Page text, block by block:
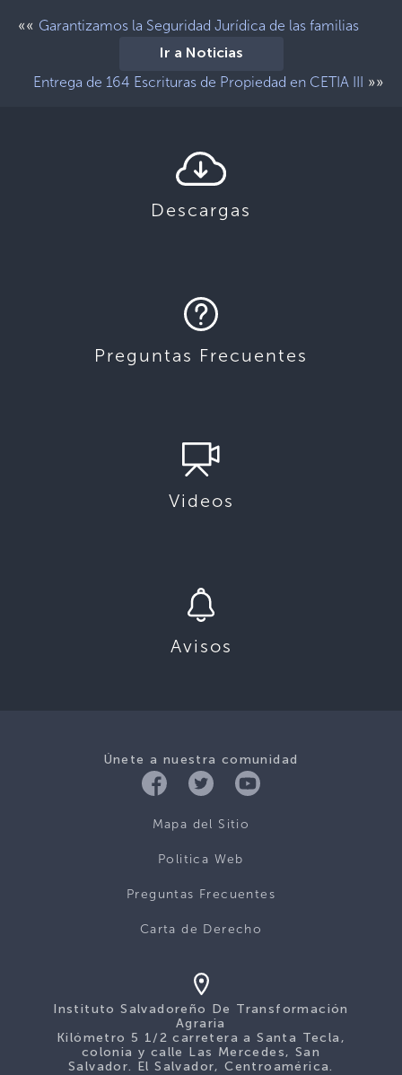
«« Garantizamos la Seguridad Jurídica de las familias
Ir a Noticias
Entrega de 164 Escrituras de Propiedad en CETIA III »»
Descargas
Preguntas Frecuentes
Videos
Avisos
Únete a nuestra comunidad
Mapa del Sitio
Politica Web
Preguntas Frecuentes
Carta de Derecho
Instituto Salvadoreño De Transformación
Agraria
Kilómetro 5 1/2 carretera a Santa Tecla,
colonia y calle Las Mercedes, San
Salvador. El Salvador, Centroamérica.